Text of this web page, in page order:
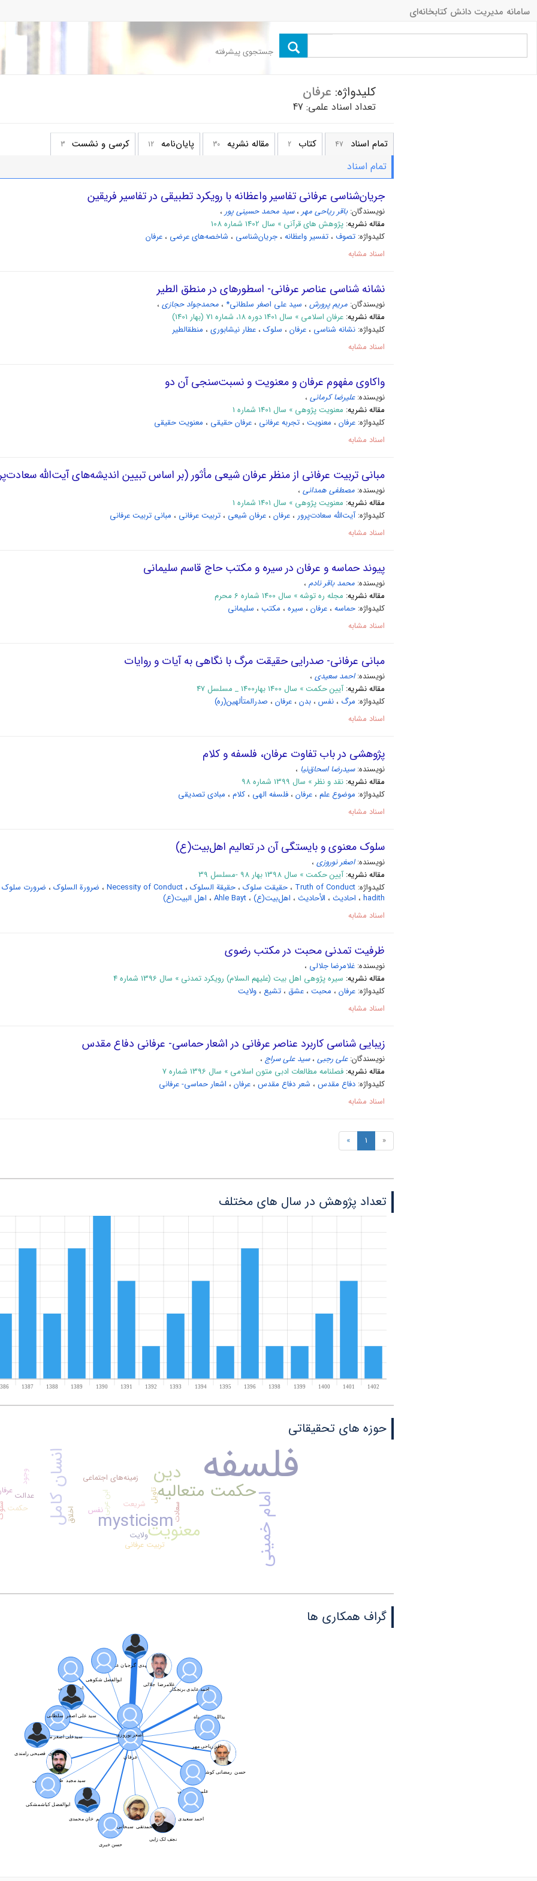
سامانه مدیریت دانش کتابخانه‌ای
جستجوی پیشرفته
کلیدواژه: عرفان
تعداد اسناد علمی: 47
تمام اسناد 47 کتاب 2 مقاله نشریه 30 پایان‌نامه 12 کرسی و نشست 3
تمام اسناد
جریان‌شناسی عرفانی تفاسیر واعظانه با رویکرد تطبیقی در تفاسیر فریقین
نویسندگان:باقر ریاحی مهر ،سید محمد حسینی پور ،
مقاله نشریه: پژوهش های قرآنی » سال 1402 شماره 108
کلیدواژه: تصوف ، تفسیر واعظانه ، جریان‌شناسی ، شاخصه‌های عرضی ، عرفان
اسناد مشابه
نشانه‏ شناسی عناصر عرفانی- اسطوره‏ای در منطق‏ الطیر
نویسندگان: مریم پرورش ، سید علی اصغر سلطانی* ، محمدجواد حجازی ،
مقاله نشریه: عرفان اسلامی » سال 1401 دوره 18، شماره 71 (بهار 1401)
کلیدواژه: نشانه ‏شناسی ، عرفان ، سلوک ، عطار نیشابوری ، منطق‏الطیر
اسناد مشابه
واکاوی مفهوم عرفان و معنویت و نسبت‌سنجی آن دو
نویسنده:علیرضا کرمانی ،
مقاله نشریه: معنویت پژوهی » سال 1401 شماره 1
کلیدواژه: عرفان ، معنویت ، تجربه عرفانی ، عرفان حقیقی ، معنویت حقیقی
اسناد مشابه
مبانی تربیت عرفانی از منظر عرفان شیعی مأثور (بر اساس تبیین اندیشه‌‌های آیت‌الله
نویسنده: مصطفی همدانی ،
مقاله نشریه: معنویت پژوهی » سال 1401 شماره 1
کلیدواژه:آیت‌‌الله سعادت‌‌پرور ، عرفان ، عرفان شیعی ، تربیت عرفانی ، مبانی تربیت عرفانی
اسناد مشابه
پیوند حماسه و عرفان در سیره و مکتب حاج قاسم سلیمانی
نویسنده: محمد باقر نادم ،
مقاله نشریه: مجله ره توشه » سال 1400 شماره 6 محرم
کلیدواژه: حماسه ، عرفان ، سیره ، مکتب ، سلیمانی
اسناد مشابه
مبانی عرفانی- صدرایی حقیقت مرگ با نگاهی به آیات و روایات
نویسنده:احمد سعیدی ،
مقاله نشریه:آیین حکمت » سال 1400 بهار1400 _ مسلسل 47
کلیدواژه: مرگ ، نفس ، بدن ، عرفان ، صدرالمتألهین(ره)
اسناد مشابه
پژوهشی در باب تفاوت عرفان، فلسفه و کلام
نویسنده:سیدرضا اسحاق‌نیا ،
مقاله نشریه: نقد و نظر » سال 1399 شماره 98
کلیدواژه: موضوع علم ، عرفان ، فلسفه الهی ، کلام ، مبادی تصدیقی
اسناد مشابه
سلوک معنوی و بایستگی آن در تعالیم اهل‌بیت(ع)
نویسنده:اصغر نوروزی ،
مقاله نشریه:آیین حکمت » سال 1398 بهار 98 -مسلسل 39
کلیدواژه: Truth of Conduct ، حقیقت سلوک ، حقیقة السلوک ، Necessity of Conduct ، ضرورة السلوک ، ضرورت سلوک
hadith ، احادیث ، الأحادیث ، اهل‌بیت(ع) ، Ahle Bayt ، اهل البیت(ع)
اسناد مشابه
ظرفیت تمدنی محبت در مکتب رضوی
نویسنده: غلامرضا جلالی ،
مقاله نشریه: سیره پژوهی اهل بیت (علیهم السلام) رویکرد تمدنی » سال 1396 شماره 4
کلیدواژه: عرفان ، محبت ، عشق ، تشیع ، ولایت
اسناد مشابه
زیبایی شناسی کاربرد عناصر عرفانی در اشعار حماسی- عرفانی دفاع مقدس
نویسندگان:علی رجبی ،سید علی سراج ،
مقاله نشریه: فصلنامه مطالعات ادبی متون اسلامی » سال 1396 شماره 7
کلیدواژه: دفاع مقدس ، شعر دفاع مقدس ، عرفان ، اشعار حماسی- عرفانی
اسناد مشابه
«
1
»
تعداد پژوهش در سال های مختلف
حوزه های تحقیقاتی
فلسفه
mysticism امام خمینی
انسان کامل حکمت متعالیه
دین
معنویت
ابن عربی اخلاق
تاویل
تربیت عرفانی
حکمت
زمینه‌های اجتماعی
سعادت شریعت
عدالت
نفس
وجود
ولایت
گراف همکاری ها